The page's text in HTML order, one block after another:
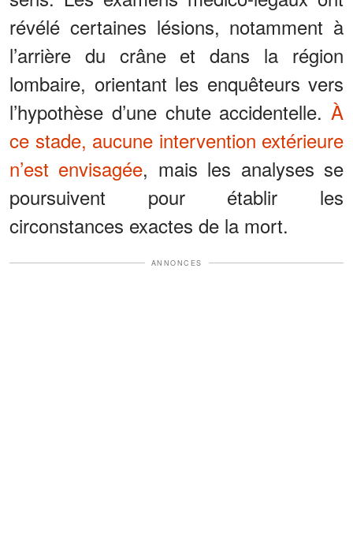
révélé certaines lésions, notamment à
l’arrière du crâne et dans la région
lombaire, orientant les enquêteurs vers
l’hypothèse d’une chute accidentelle. À
ce stade, aucune intervention extérieure
n’est envisagée, mais les analyses se
poursuivent pour établir les
circonstances exactes de la mort.
ANNONCES